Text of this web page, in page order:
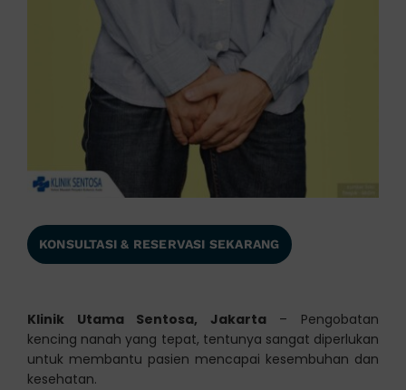
KONSULTASI & RESERVASI SEKARANG
Klinik Utama Sentosa, Jakarta– Pengobatan
kencing nanah yang tepat, tentunya sangat diperlukan
untuk membantu pasien mencapai kesembuhan dan
kesehatan.